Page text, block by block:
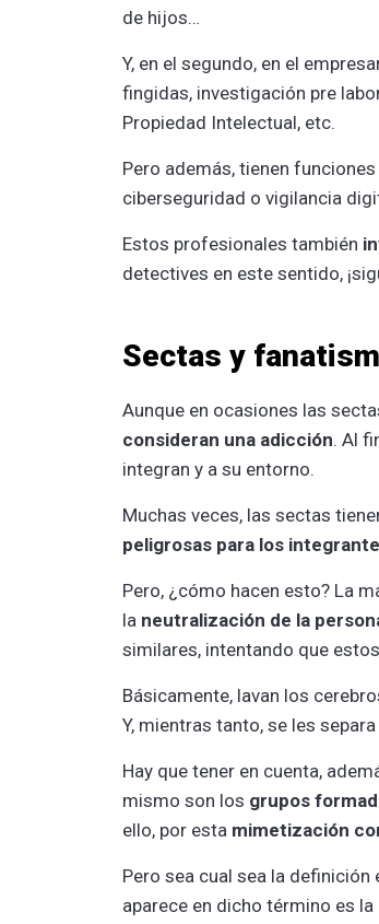
de hijos…
Y, en el segundo, en el
fingidas, investigación pre
Propiedad Intelectual, etc.
Pero además, tienen
ciberseguridad o vigilancia
Estos profesionales también
detectives en este sentido,
Sectas y
Aunque en ocasiones las
consideran una adicción. Al
integran y a su entorno.
Muchas veces, las sectas
peligrosas para los
Pero, ¿cómo hacen esto? La
la neutralización de la
similares, intentando que
Básicamente, lavan los
Y, mientras tanto, se les
Hay que tener en cuenta,
mismo son los grupos
ello, por esta mimetización
Pero sea cual sea la
aparece en dicho término es la